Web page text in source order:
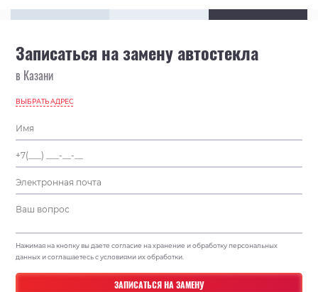
Записаться на замену автостекла
в Казани
ВЫБРАТЬ АДРЕС
Нажимая на кнопку вы даете согласие на хранение и обработку персональных
данных и соглашаетесь с условиями их обработки.